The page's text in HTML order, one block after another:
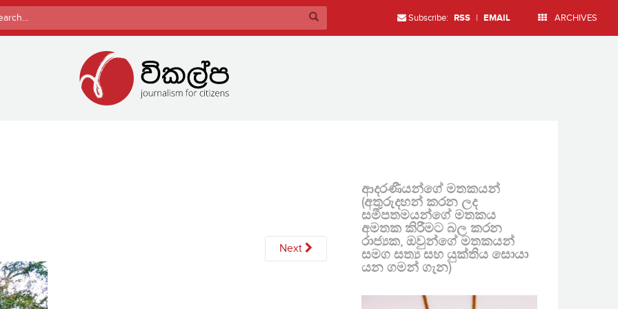
Subscribe: RSS | EMAIL ARCHIVES
Next
ආදරණීයන්ගේ මතකයන්
(අතුරුදහන් කරන ලද
සමීපතමයන්ගේ මතකය
අමතක කිරීමට බල කරන
රාජ්‍යක, ඔවුන්ගේ මතකයන්
සමග සත්‍ය සහ යුක්තිය සොයා
යන ගමන් ගැන)